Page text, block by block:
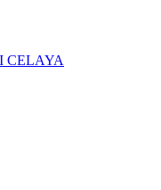
CELAYA